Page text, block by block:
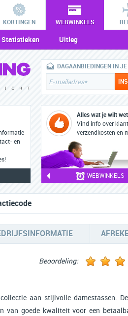
KORTINGEN WEBWINKELS
Statistieken Uitleg
en
DAGAANBIEDINGEN IN
Alles wat je wilt
Vind info over
verzendkosten en
WEBWINKELS
Beoordeling:
aan stijlvolle damestassen.
van goede kwaliteit voor een